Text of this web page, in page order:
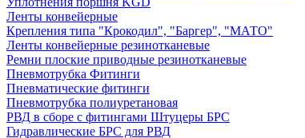
Ленты конвейерные
Крепления типа "Крокодил", "Баргер", "МАТО"
Ленты конвейерные резинотканевые
Ремни плоские приводные резинотканевые
Пневмотрубка Фитинги
Пневматические фитинги
Пневмотрубка полиуретановая
РВД в сборе с фитингами Штуцеры БРС
Гидравлические БРС для РВД